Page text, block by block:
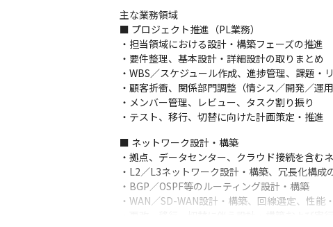
主な業務領域
■ プロジェクト推進（PL業務）
・担当領域における設計・構築フェーズの推進
・要件整理、基本設計・詳細設計の取りまとめ
・WBS／スケジュール作成、進捗管理、課題・
・顧客折衝、関係部門調整（情シス／開発／運用
・メンバー管理、レビュー、タスク割り振り
・テスト、移行、切替に向けた計画策定・推進
■ ネットワーク設計・構築
・拠点、データセンター、クラウド接続を含む
・L2／L3ネットワーク設計・構築、冗長化構成
・BGP／OSPF等のルーティング設計・構築
・WAN／SD-WAN設計・構築、回線選定、性能